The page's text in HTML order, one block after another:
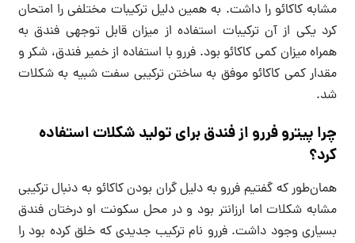
مشابه کاکائو را داشت. به همین دلیل ترکیبات مختلفی را امتحان
کرد یکی از آن ترکیبات استفاده از میزان قابل توجهی فندق به
همراه میزان کمی کاکائو بود. فررو با استفاده از خمیر فندق، شکر و
مقدار کمی کاکائو موفق به ساختن ترکیبی سفت شبیه به شکلات
شد.
چرا پیترو فررو از فندق برای تولید شکلات استفاده
کرد؟
همان‌طور که گفتیم فررو به دلیل گران بودن کاکائو به دنبال ترکیبی
مشابه شکلات اما ارزانتر بود و در محل سکونت او درختان فندق
بسیاری وجود داشت. فررو نام ترکیب جدیدی که خلق کرده بود را